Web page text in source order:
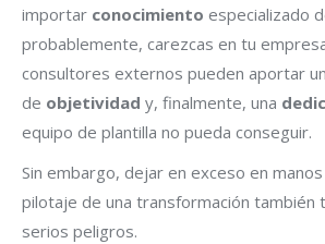
importar conocimiento especializado
probablemente, carezcas en tu
consultores externos pueden aportar
de objetividad y, finalmente, una
equipo de plantilla no pueda conseguir.
Sin embargo, dejar en exceso en
pilotaje de una transformación también
serios peligros.